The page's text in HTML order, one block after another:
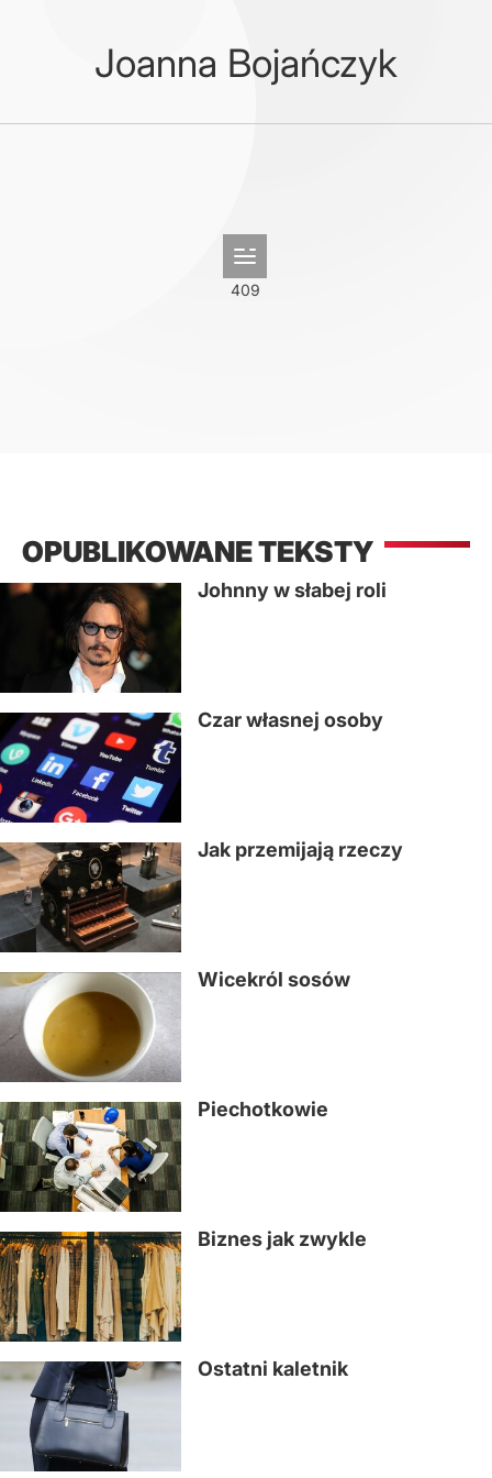
Joanna Bojańczyk
OPUBLIKOWANE TEKSTY
Johnny w słabej roli
Czar własnej osoby
Jak przemijają rzeczy
Wicekról sosów
Piechotkowie
Biznes jak zwykle
Ostatni kaletnik